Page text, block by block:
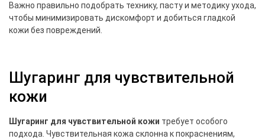
Важно правильно подобрать технику, пасту и методику ухода,
чтобы минимизировать дискомфорт и добиться гладкой
кожи без повреждений.
Шугаринг для чувствительной
кожи
Шугаринг для чувствительной кожи требует особого
подхода. Чувствительная кожа склонна к покраснениям,